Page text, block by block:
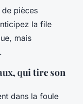
de pièces
la file
mais
qui tire son
dans la foule